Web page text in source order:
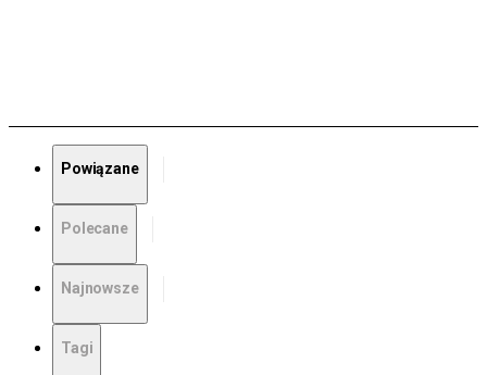
Powiązane
Polecane
Najnowsze
Tagi